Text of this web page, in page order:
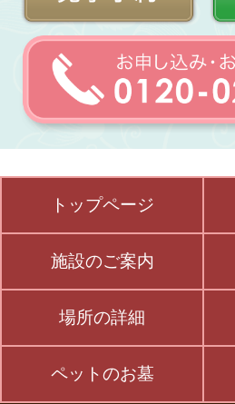
トップページ
施設のご案内
場所の詳細
ペットのお墓